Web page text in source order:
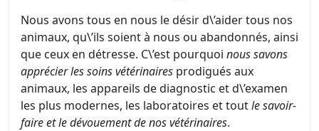
Nous avons tous en nous le désir d\’aider tous nos
animaux, qu\’ils soient à nous ou abandonnés, ainsi
que ceux en détresse. C\’est pourquoi nous savons
apprécier les soins vétérinaires prodigués aux
animaux, les appareils de diagnostic et d\’examen
les plus modernes, les laboratoires et toutle savoir-
faire et le dévouement de nos vétérinaires.